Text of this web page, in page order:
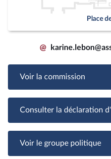
Place
@
Voir la commission
Consulter la déclaration
Voir le groupe politique